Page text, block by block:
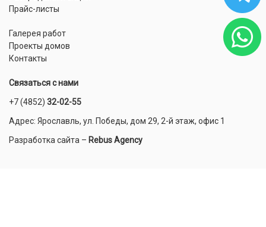
Прайс-листы
Галерея работ
Проекты домов
Контакты
Связаться с нами
+7 (4852) 32-02-55
Адрес: Ярославль, ул. Победы, дом 29, 2-й этаж, офис 1
Разработка сайта – Rebus Agency